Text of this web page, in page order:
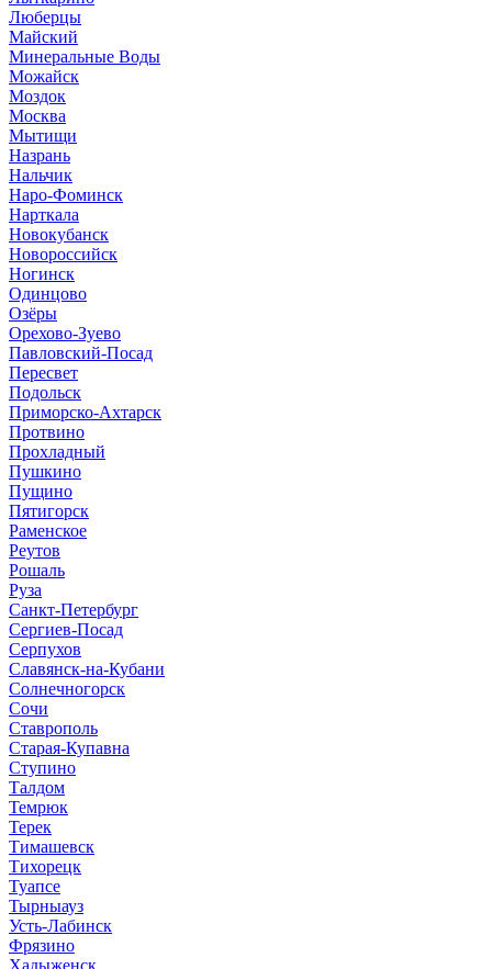
Люберцы
Майский
Минеральные Воды
Можайск
Моздок
Москва
Мытищи
Назрань
Нальчик
Наро-Фоминск
Нарткала
Новокубанск
Новороссийск
Ногинск
Одинцово
Озёры
Орехово-Зуево
Павловский-Посад
Пересвет
Подольск
Приморско-Ахтарск
Протвино
Прохладный
Пушкино
Пущино
Пятигорск
Раменское
Реутов
Рошаль
Руза
Санкт-Петербург
Сергиев-Посад
Серпухов
Славянск-на-Кубани
Солнечногорск
Сочи
Ставрополь
Старая-Купавна
Ступино
Талдом
Темрюк
Терек
Тимашевск
Тихорецк
Туапсе
Тырныауз
Усть-Лабинск
Фрязино
Хадыженск